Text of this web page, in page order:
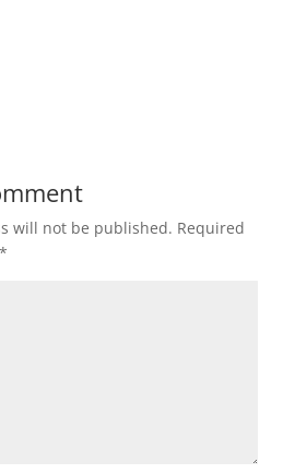
will not be published. Required
*